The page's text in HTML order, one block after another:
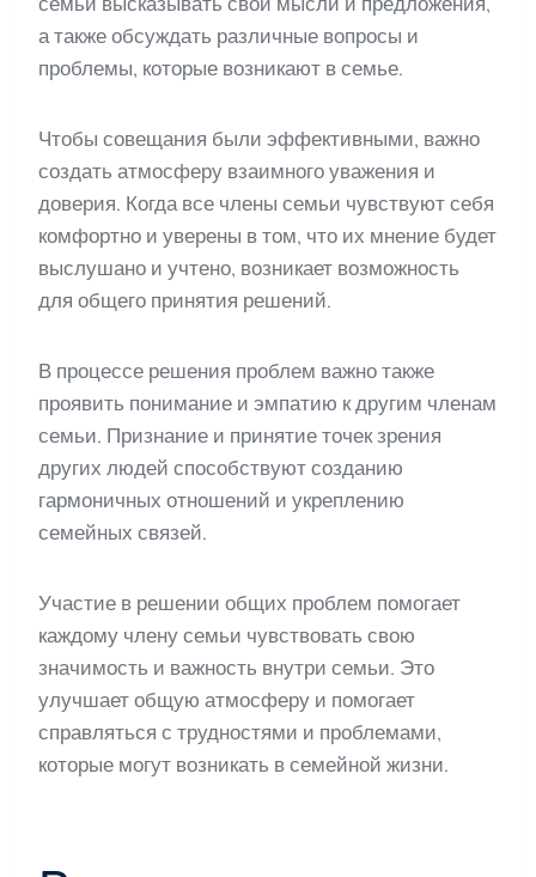
а также обсуждать различные вопросы и
проблемы, которые возникают в семье.
Чтобы совещания были эффективными, важно
создать атмосферу взаимного уважения и
доверия. Когда все члены семьи чувствуют себя
комфортно и уверены в том, что их мнение будет
выслушано и учтено, возникает возможность
для общего принятия решений.
В процессе решения проблем важно также
проявить понимание и эмпатию к другим членам
семьи. Признание и принятие точек зрения
других людей способствуют созданию
гармоничных отношений и укреплению
семейных связей.
Участие в решении общих проблем помогает
каждому члену семьи чувствовать свою
значимость и важность внутри семьи. Это
улучшает общую атмосферу и помогает
справляться с трудностями и проблемами,
которые могут возникать в семейной жизни.